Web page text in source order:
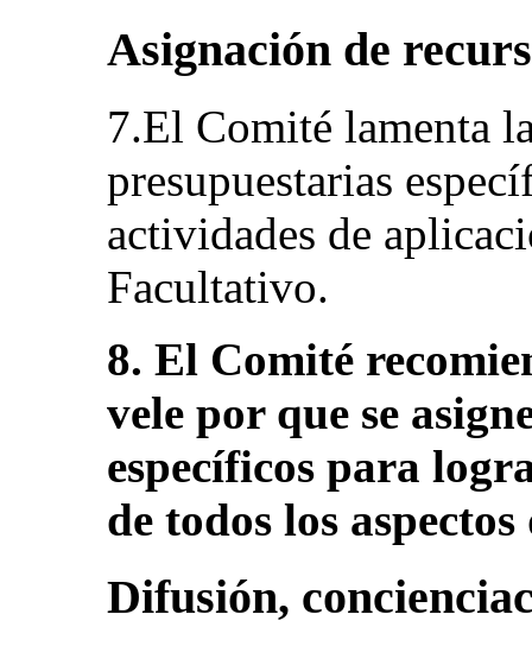
Asignación de
7.El Comité lamenta
presupuestarias
actividades de
Facultativo.
8. El Comité
vele por que se
específicos para
de todos los
Difusión,